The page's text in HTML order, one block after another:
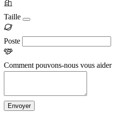
Taille
Poste
Comment pouvons-nous vous aider
Envoyer